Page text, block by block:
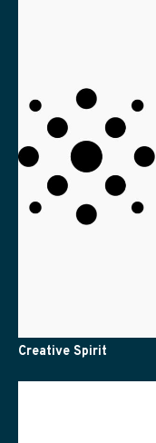
Creative Spirit